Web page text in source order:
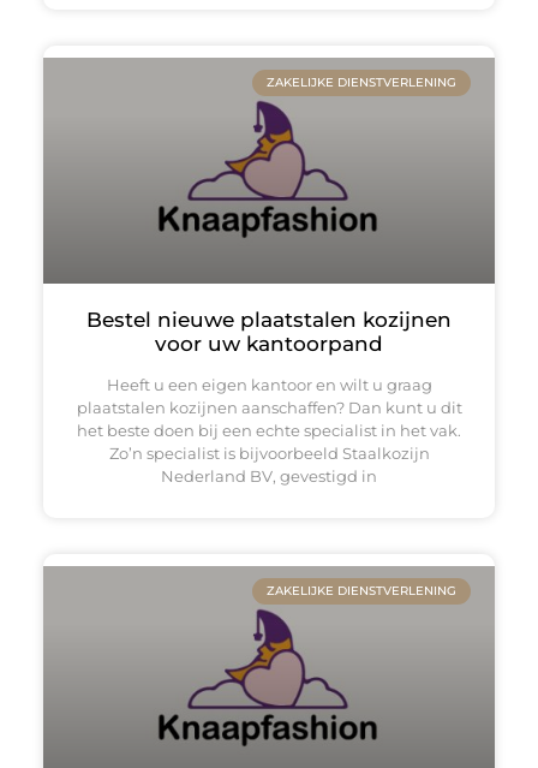
ZAKELIJKE DIENSTVERLENING
Bestel nieuwe plaatstalen kozijnen
voor uw kantoorpand
Heeft u een eigen kantoor en wilt u graag
plaatstalen kozijnen aanschaffen? Dan kunt u dit
het beste doen bij een echte specialist in het vak.
Zo’n specialist is bijvoorbeeld Staalkozijn
Nederland BV, gevestigd in
ZAKELIJKE DIENSTVERLENING